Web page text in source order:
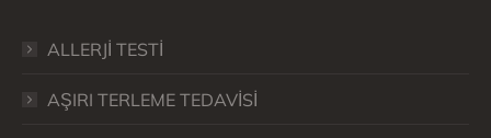
ALLERJİ TESTİ
AŞIRI TERLEME TEDAVİSİ